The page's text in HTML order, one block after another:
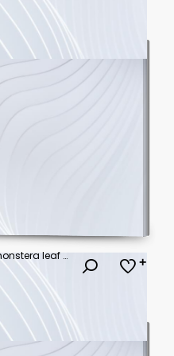
Clean flat vector line icon of a monstera leaf with split edges, suited for jungle decor, plant shops, and tropical branding.